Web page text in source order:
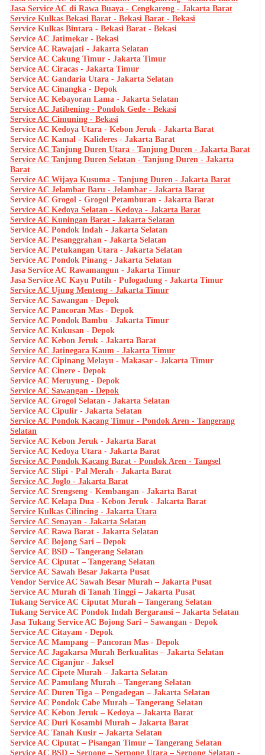
Jasa Service AC di Rawa Buaya - Cengkareng - Jakarta Barat
Service Kulkas Bekasi Barat - Bekasi Barat - Bekasi
Service Kulkas Bintara - Bekasi Barat - Bekasi
Service AC Jatimekar - Bekasi
Service AC Rawajati - Jakarta Selatan
Service AC Cakung Timur - Jakarta Timur
Service AC Ciracas - Jakarta Timur
Service AC Gandaria Utara - Jakarta Selatan
Service AC Cinangka - Depok
Service AC Kebayoran Lama - Jakarta Selatan
Service AC Jatibening - Pondok Gede - Bekasi
Service AC Cimuning - Bekasi
Service AC Kedoya Utara - Kebon Jeruk - Jakarta Barat
Service AC Kamal - Kalideres - Jakarta Barat
Service AC Tanjung Duren Utara - Tanjung Duren - Jakarta Barat
Service AC Tanjung Duren Selatan - Tanjung Duren - Jakarta
Barat
Service AC Wijaya Kusuma - Tanjung Duren - Jakarta Barat
Service AC Jelambar Baru - Jelambar - Jakarta Barat
Service AC Grogol - Grogol Petamburan - Jakarta Barat
Service AC Kedoya Selatan - Kedoya - Jakarta Barat
Service AC Kuningan Barat - Jakarta Selatan
Service AC Pondok Indah - Jakarta Selatan
Service AC Pesanggrahan - Jakarta Selatan
Service AC Petukangan Utara - Jakarta Selatan
Service AC Pondok Pinang - Jakarta Selatan
Jasa Service AC Rawamangun - Jakarta Timur
Jasa Service AC Kayu Putih - Pulogadung - Jakarta Timur
Service AC Ujung Menteng - Jakarta Timur
Service AC Sawangan - Depok
Service AC Pancoran Mas - Depok
Service AC Pondok Bambu - Jakarta Timur
Service AC Kukusan - Depok
Service AC Kebon Jeruk - Jakarta Barat
Service AC Jatinegara Kaum - Jakarta Timur
Service AC Cipinang Melayu - Makasar - Jakarta Timur
Service AC Cinere - Depok
Service AC Meruyung - Depok
Service AC Sawangan - Depok
Service AC Grogol Selatan - Jakarta Selatan
Service AC Cipulir - Jakarta Selatan
Service AC Pondok Kacang Timur - Pondok Aren - Tangerang
Selatan
Service AC Kebon Jeruk - Jakarta Barat
Service AC Kedoya Utara - Jakarta Barat
Service AC Pondok Kacang Barat - Pondok Aren - Tangsel
Service AC Slipi - Pal Merah - Jakarta Barat
Service AC Joglo - Jakarta Barat
Service AC Srengseng - Kembangan - Jakarta Barat
Service AC Kelapa Dua - Kebon Jeruk - Jakarta Barat
Service Kulkas Cilincing - Jakarta Utara
Service AC Senayan - Jakarta Selatan
Service AC Rawa Barat - Jakarta Selatan
Service AC Bojong Sari – Depok
Service AC BSD – Tangerang Selatan
Service AC Ciputat – Tangerang Selatan
Service AC Sawah Besar Jakarta Pusat
Vendor Service AC Sawah Besar Murah – Jakarta Pusat
Service AC Murah di Tanah Tinggi – Jakarta Pusat
Tukang Service AC Ciputat Murah – Tangerang Selatan
Tukang Service AC Pondok Indah Bergaransi – Jakarta Selatan
Jasa Tukang Service AC Bojong Sari – Sawangan - Depok
Service AC Citayam - Depok
Service AC Mampang – Pancoran Mas - Depok
Service AC Jagakarsa Murah Berkualitas – Jakarta Selatan
Service AC Ciganjur - Jaksel
Service AC Cipete Murah – Jakarta Selatan
Service AC Pamulang Murah – Tangerang Selatan
Service AC Duren Tiga – Pengadegan – Jakarta Selatan
Service AC Pondok Cabe Murah – Tangerang Selatan
Service AC Kebon Jeruk – Kedoya – Jakarta Barat
Service AC Duri Kosambi Murah – Jakarta Barat
Service AC Tanah Kusir – Jakarta Selatan
Service AC Ciputat – Pisangan Timur – Tangerang Selatan
Service AC BSD – Serpong – Serpong Utara – Serpong Selatan -